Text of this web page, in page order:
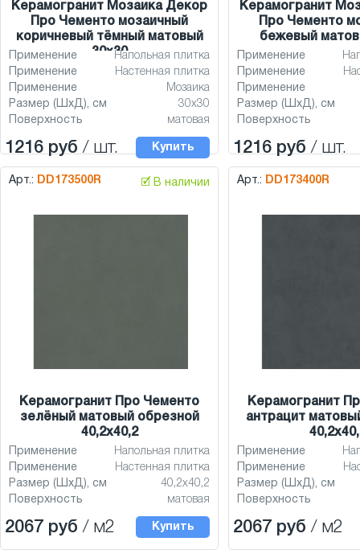
Керамогранит Мозаика Декор
Про Чементо мозаичный
коричневый тёмный матовый
30x30
Применение
Напольная плитка
Применение
Настенная плитка
Применение
Мозаика
Размер (ШхД), см
30x30
Поверхность
матовая
1216 руб / шт. Купить
Керамогранит
Про Чементо
бежевый
Применение
Применение
Применение
Размер (ШхД), см
Поверхность
1216 руб / шт.
Арт.: DD173500R 🗹 В наличии
Керамогранит Про Чементо
зелёный матовый обрезной
40,2x40,2
Применение
Напольная плитка
Применение
Настенная плитка
Размер (ШхД), см
40,2x40,2
Поверхность
матовая
2067 руб / м2 Купить
Арт.: DD173400R
Керамогранит
антрацит
Применение
Применение
Размер (ШхД), см
Поверхность
2067 руб / м2